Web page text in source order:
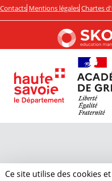
Contacts Mentions légales Chartes
Ce site utilise des cookies